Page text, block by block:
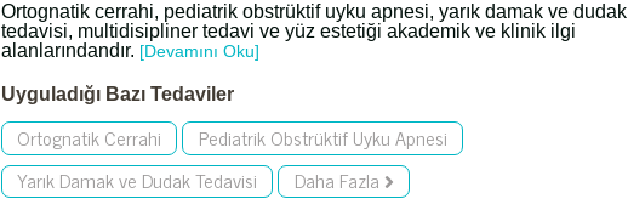
Ortognatik cerrahi, pediatrik obstrüktif uyku apnesi, yarık damak ve dudak
tedavisi, multidisipliner tedavi ve yüz estetiği akademik ve klinik ilgi
alanlarındandır. [Devamını Oku]
Uyguladığı Bazı Tedaviler
Ortognatik Cerrahi
Pediatrik Obstrüktif Uyku Apnesi
Yarık Damak ve Dudak Tedavisi
Daha Fazla